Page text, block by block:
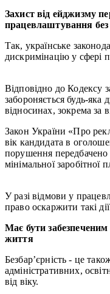
Захист від ейджизму
працевлаштування без
Так, українське
дискримінацію у сфері
Відповідно до Кодексу
забороняється будь-яка
відносинах, зокрема за
Закон України «Про
вік кандидата в
порушення передбачено
мінімальної заробітної
У разі відмови у
право оскаржити такі
Має бути забезпеченим
життя
Безбар’єрність - це
адміністративних,
від віку.